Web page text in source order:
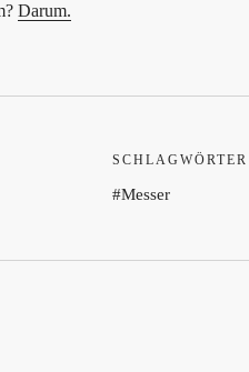
Darum.
SCHLAGWÖRTER
Messer